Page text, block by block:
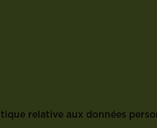
relative aux données